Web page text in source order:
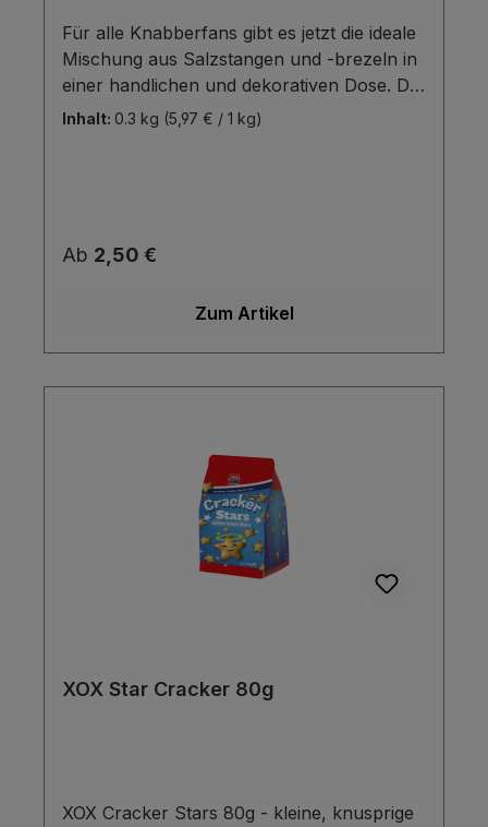
Für alle Knabberfans gibt es jetzt die ideale
Mischung aus Salzstangen und -brezeln in
einer handlichen und dekorativen Dose. Die
Dose eignet sich dabei sowohl für
leckerem Laugengebäck! Auch für Veganer
geeignet!
Inhalt: 0.3 kg (5,97 € / 1 kg)
Regulärer Preis:
Ab 2,50 €
Zum Artikel
XOX Star Cracker 80g
XOX Cracker Stars 80g - kleine, knusprige